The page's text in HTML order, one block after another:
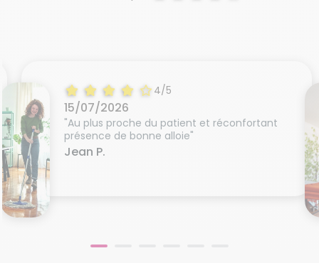
4/5
15/07/2026
"Au plus proche du patient et réconfortant
présence de bonne alloie"
Jean P.